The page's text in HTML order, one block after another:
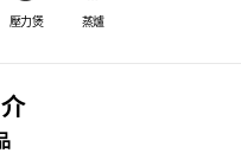
壓力煲 蒸爐